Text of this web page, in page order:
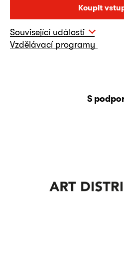
Koupit
Související události
Vzdělávací programy
S